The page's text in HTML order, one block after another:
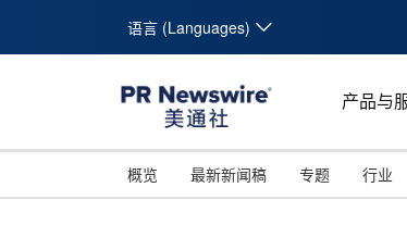
语言 (Languages)
产品与
概览 最新新闻稿 专题 行业